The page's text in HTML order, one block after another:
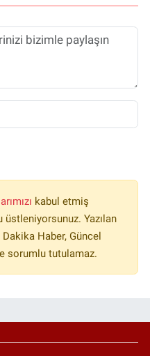
kabul etmiş
Yazılan
Haber, Güncel
sorumlu tutulamaz.